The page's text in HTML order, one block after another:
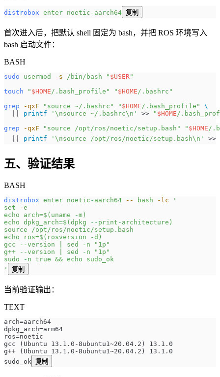
distrobox enter noetic-aarch64 复制
首次进入后，把默认 shell 固定为 bash，并把 ROS 环境写入
bash 启动文件：
BASH
sudo usermod -s /bin/bash " $USER"
touch " $HOME/.bash_profile" " $HOME/.bashrc"
grep -qxF "source ~/.bashrc" " $HOME/.bash_profile"
\
printf '\nsource ~/.bashrc\n' >> " $HOME/
grep -qxF "source /opt/ros/noetic/setup.bash" " $HOME/
printf '\nsource /opt/ros/noetic/setup.bash\n' >>
五、验证结果
BASH
distrobox enter noetic-aarch64 -- bash -lc '
set -e
echo arch=$(uname -m)
echo dpkg_arch=$(dpkg --print-architecture)
source /opt/ros/noetic/setup.bash
echo ros=$(rosversion -d)
gcc --version | sed -n "1p"
g++ --version | sed -n "1p"
sudo -n true && echo sudo_ok
'
复制
当前验证输出：
TEXT
arch=aarch64
dpkg_arch=arm64
ros=noetic
gcc (Ubuntu 13.1.0-8ubuntu1~20.04.2) 13.1.0
g++ (Ubuntu 13.1.0-8ubuntu1~20.04.2) 13.1.0
sudo_ok 复制